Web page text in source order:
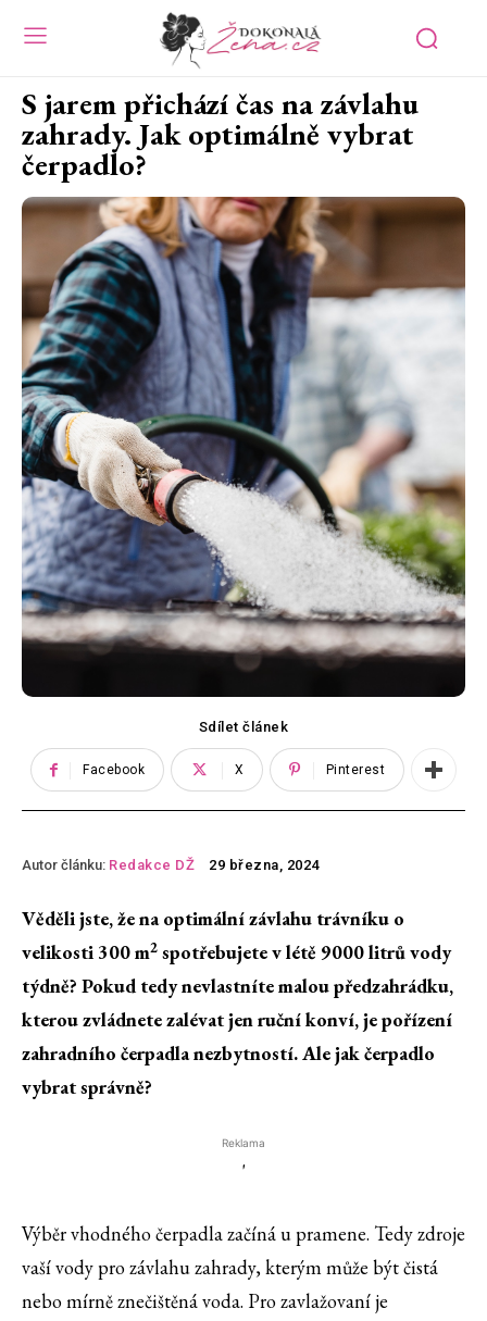
S jarem přichází čas na závlahu
zahrady. Jak optimálně vybrat
čerpadlo?
Sdílet článek
Facebook X Pinterest
Autor článku: Redakce DŽ 29 března, 2024
Věděli jste, že na optimální závlahu trávníku o
velikosti 300 m2 spotřebujete v létě 9000 litrů vody
týdně? Pokud tedy nevlastníte malou předzahrádku,
kterou zvládnete zalévat jen ruční konví, je pořízení
zahradního čerpadla nezbytností. Ale jak čerpadlo
vybrat správně?
Reklama
'
Výběr vhodného čerpadla začíná u pramene. Tedy zdroje
vaší vody pro závlahu zahrady, kterým může být čistá
nebo mírně znečištěná voda. Pro zavlažovaní je